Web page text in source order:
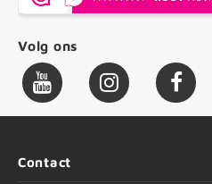
Volg ons
Contact